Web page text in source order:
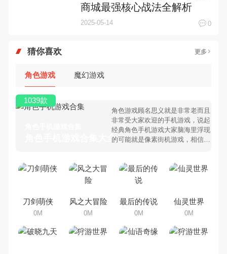
商城最强核心战法全解析
2025-05-14 0
猜你喜欢 更多
角色游戏 魔幻游戏
角色手机游戏合集大全 >
角色游戏顾名思义就是非常老而且
非常受大家欢迎的手机游戏，说起
经典角色手机游戏大家脑海里浮现
的可能就是像素街机游戏，相信很
色手机游戏有哪些呢？游戏今天，
乐途下载站小编芒果味的怪咖给大
集，欢迎大家前来选择下载体验
1039款
刀剑萌侠
0M
风之大冒险
0M
最后的传说
0M
仙灵世界
0M